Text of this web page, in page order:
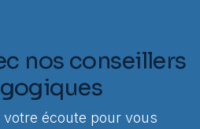
nos conseillers
écoute pour vous